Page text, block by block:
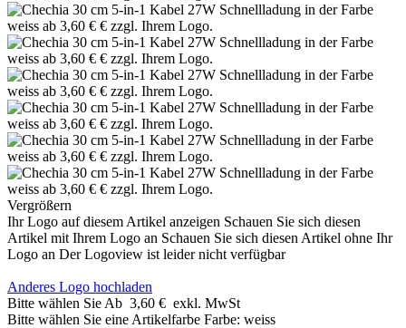
Vergrößern
Ihr Logo auf diesem Artikel anzeigen Schauen Sie sich diesen
Artikel mit Ihrem Logo an Schauen Sie sich diesen Artikel ohne Ihr
Logo an Der Logoview ist leider nicht verfügbar
Anderes Logo hochladen
Bitte wählen Sie Ab 3,60 € exkl. MwSt
Bitte wählen Sie eine Artikelfarbe Farbe: weiss